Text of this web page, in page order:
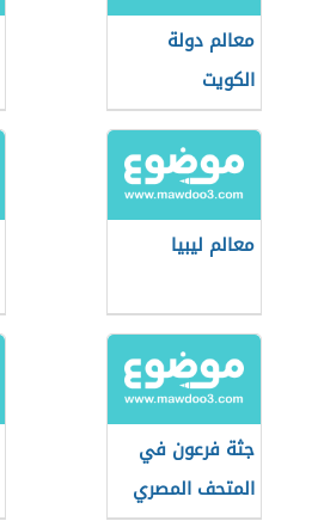
معالم دولة
الكويت
معالم ليبيا
جثة فرعون في
المتحف المصري